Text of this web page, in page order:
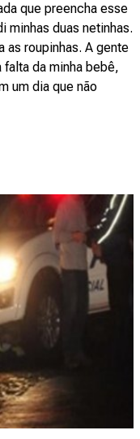
que preencha esse
minhas duas netinhas.
as roupinhas. A gente
da minha bebê,
um dia que não